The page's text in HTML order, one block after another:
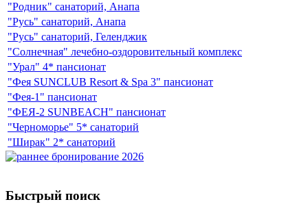
"Родник" санаторий, Анапа
"Русь" санаторий, Анапа
"Русь" санаторий, Геленджик
"Солнечная" лечебно-оздоровительный комплекс
"Урал" 4* пансионат
"Фея SUNCLUB Resort & Spa 3" пансионат
"Фея-1" пансионат
"ФЕЯ-2 SUNBEACH" пансионат
"Черноморье" 5* санаторий
"Ширак" 2* санаторий
Быстрый поиск